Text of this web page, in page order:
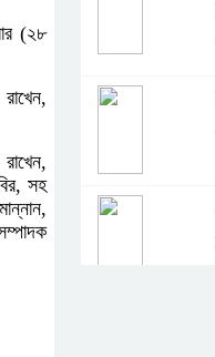
(২৮
সহ